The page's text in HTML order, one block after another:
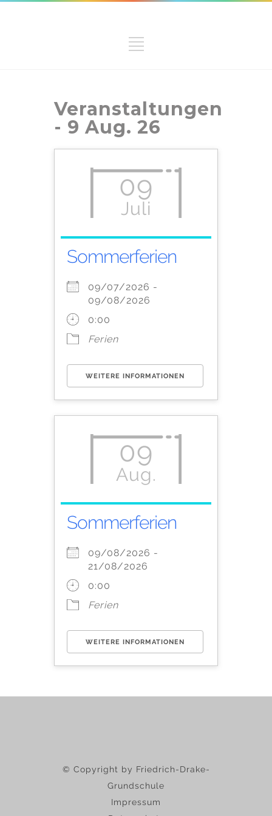
Veranstaltungen
- 9 Aug. 26
09
Juli
Sommerferien
09/07/2026 -
09/08/2026
0:00
Ferien
WEITERE INFORMATIONEN
09
Aug.
Sommerferien
09/08/2026 -
21/08/2026
0:00
Ferien
WEITERE INFORMATIONEN
© Copyright by Friedrich-Drake-
Grundschule
Impressum